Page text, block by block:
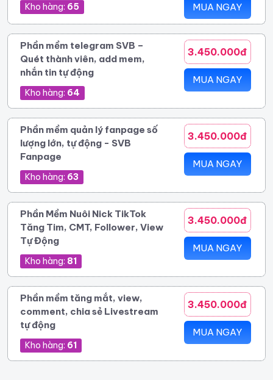
Kho hàng: 65 MUA NGAY
Phần mềm telegram SVB –
Quét thành viên, add mem,
nhắn tin tự động
Kho hàng: 64
3.450.000đ
MUA NGAY
Phần mềm quản lý fanpage số
lượng lớn, tự động - SVB
Fanpage
Kho hàng: 63
3.450.000đ
MUA NGAY
Phần Mềm Nuôi Nick TikTok
Tăng Tim, CMT, Follower, View
Tự Động
Kho hàng: 81
3.450.000đ
MUA NGAY
Phần mềm tăng mắt, view,
comment, chia sẻ Livestream
tự động
Kho hàng: 61
3.450.000đ
MUA NGAY